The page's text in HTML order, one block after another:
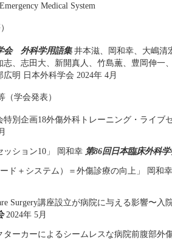
Medical System
会 外科学用語集井本滋、岡和幸、大嶋清
志、志田大、新開真人、竹島薫、豊岡伸一
広明 日本外科学会 2024年 4月
（学会発表）
特別企画18外傷外科トレーニング・ライブ
ッション10」 岡和幸 第86回日本臨床外科
ード＋システム）＝外傷診療の向上」 岡和
Surgery講座設立が病院に与える影響〜
2024年 5月
ターカーによるシームレスな病院前腹部